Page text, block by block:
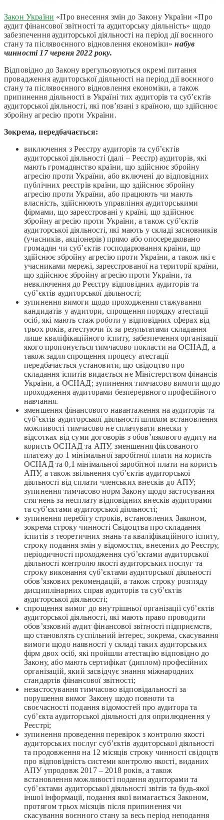
Закон України «Про внесення змін до Закону України «Про
аудит фінансової звітності та аудиторську діяльність» щодо
забезпечення аудиторської діяльності на період дії воєнного
стану та післявоєнного відновлення економіки» набув
чинності 17 червня2022 року.
Відповідно до Закону врегульовуються окремі питання
провадження аудиторської діяльності на період дії воєнного
стану та післявоєнного відновлення економіки, а також
припинення діяльності в Україні тих аудиторів та суб’єктів
аудиторської діяльності, які пов’язані з країною, що здійснює
збройну агресію проти України.
Зокрема, передбачається:
виключення з Реєстру аудиторів та суб’єктів
аудиторської діяльності (далі – Реєстр) аудиторів, які
мають громадянство країни, що здійснює збройну
агресію проти України, або включені до відповідних
публічних реєстрів країни, що здійснює збройну
агресію проти України, або працюють чи мають
власність, здійснюють управління аудиторськими
фірмами, що зареєстровані у країні, що здійснює
збройну агресію проти України, а також суб’єктів
аудиторської діяльності, які мають у складі засновників
(учасників, акціонерів) прямо або опосередковано
громадян чи суб’єктів господарювання країни, що
здійснює збройну агресію проти України, а також які є
учасниками мережі, зареєстрованої на території країни,
що здійснює збройну агресію проти України, та
невключення до Реєстру відповідних аудиторів та
суб’єктів аудиторської діяльності;
зупинення вимоги щодо проходження стажування
кандидатів у аудитори, спрощення порядку атестації
осіб, які мають стаж роботи у відповідних сферах від
трьох років, атестуючи їх за результатами складання
лише кваліфікаційного іспиту, забезпечення організації
якого пропонується тимчасово покласти на ОСНАД, а
також задля спрощення процесу атестації
передбачається установити, що свідоцтво про
складання іспитів видається не Міністерством фінансів
України, а ОСНАД; зупинення тимчасово вимоги щодо
проходження аудиторами безперервного професійного
навчання.
зменшення фінансового навантаження на аудиторів та
суб’єктів аудиторської діяльності шляхом встановлення
можливості тимчасово не сплачувати внески у
відсотках від суми договорів з обов’язкового аудиту на
користь ОСНАД та АПУ, зменшення фіксованого
платежу до 1 мінімальної заробітної плати на користь
ОСНАД та 0,1 мінімальної заробітної плати на користь
АПУ, а також звільнення суб’єктів аудиторської
діяльності від сплати членських внесків до АПУ;
зупинення тимчасово норм Закону щодо застосування
стягнень за несплату відповідних внесків аудиторами
та суб’єктами аудиторської діяльності;
зупинення перебігу строків, встановлених Законом,
зокрема строку чинності Свідоцтва про складання
іспитів з теоретичних знань та кваліфікаційного іспиту,
строку подання змін у відомостях, внесених до Реєстру,
періодичності проходження суб’єктами аудиторської
діяльності контролю якості аудиторських послуг та
строку виконання суб’єктами аудиторської діяльності
обов’язкових рекомендацій, а також строку розгляду
дисциплінарних справ аудиторів та суб’єктів
аудиторської діяльності;
спрощення вимог до внутрішньої організації суб’єктів
аудиторської діяльності, які мають право проводити
обов’язковий аудит фінансової звітності підприємств,
що становлять суспільний інтерес, зокрема, скасування
вимоги щодо наявності у складі таких аудиторських
фірм двох осіб, які пройшли атестацію відповідно до
Закону, або мають сертифікат (диплом) професійних
організацій, який засвідчує знання міжнародних
стандартів фінансової звітності;
незастосування тимчасово відповідальності за
порушення вимог Закону щодо повноти та
своєчасності подання відомостей про аудитора та
суб’єкта аудиторської діяльності для оприлюднення у
Реєстрі;
зупинення проведення перевірок з контролю якості
аудиторських послуг суб’єктів аудиторської діяльності
та продовження на 12 місяців строку чинності свідоцтв
про відповідність системи контролю якості, виданих
АПУ упродовж 2017 – 2018 років, а також
встановлення можливості подання аудиторами та
суб’єктами аудиторської діяльності звітів та будь-якої
іншої інформації, подання якої вимагається Законом,
протягом трьох місяців після припинення чи
скасування воєнного стану за весь період неподання